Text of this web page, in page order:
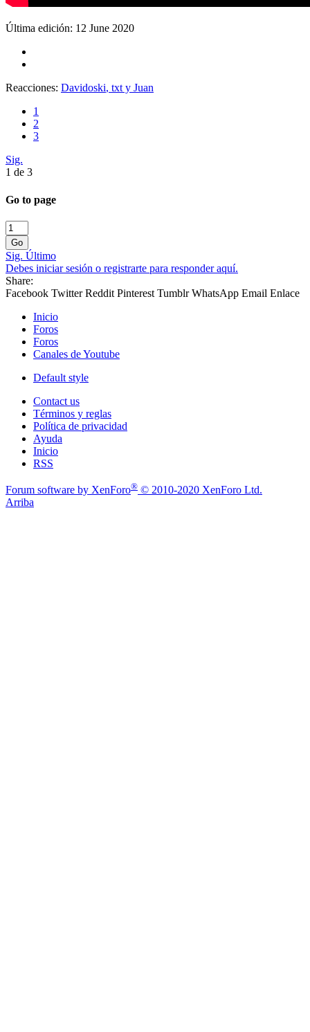
Última edición: 12 June 2020
Reacciones: Davidoski, txt y Juan
1
2
3
Sig.
1 de 3
Go to page
Go
Sig. Último
Debes iniciar sesión o registrarte para responder aquí.
Share:
Facebook Twitter Reddit Pinterest Tumblr WhatsApp Email Enlace
Inicio
Foros
Foros
Canales de Youtube
Default style
Contact us
Términos y reglas
Política de privacidad
Ayuda
Inicio
RSS
Forum software by XenForo® © 2010-2020 XenForo Ltd.
Arriba